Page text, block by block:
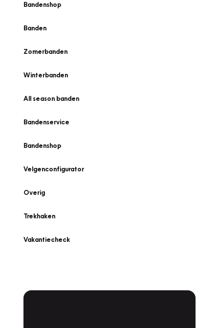
Bandenshop
Banden
Zomerbanden
Winterbanden
All season banden
Bandenservice
Bandenshop
Velgenconfigurator
Overig
Trekhaken
Vakantiecheck